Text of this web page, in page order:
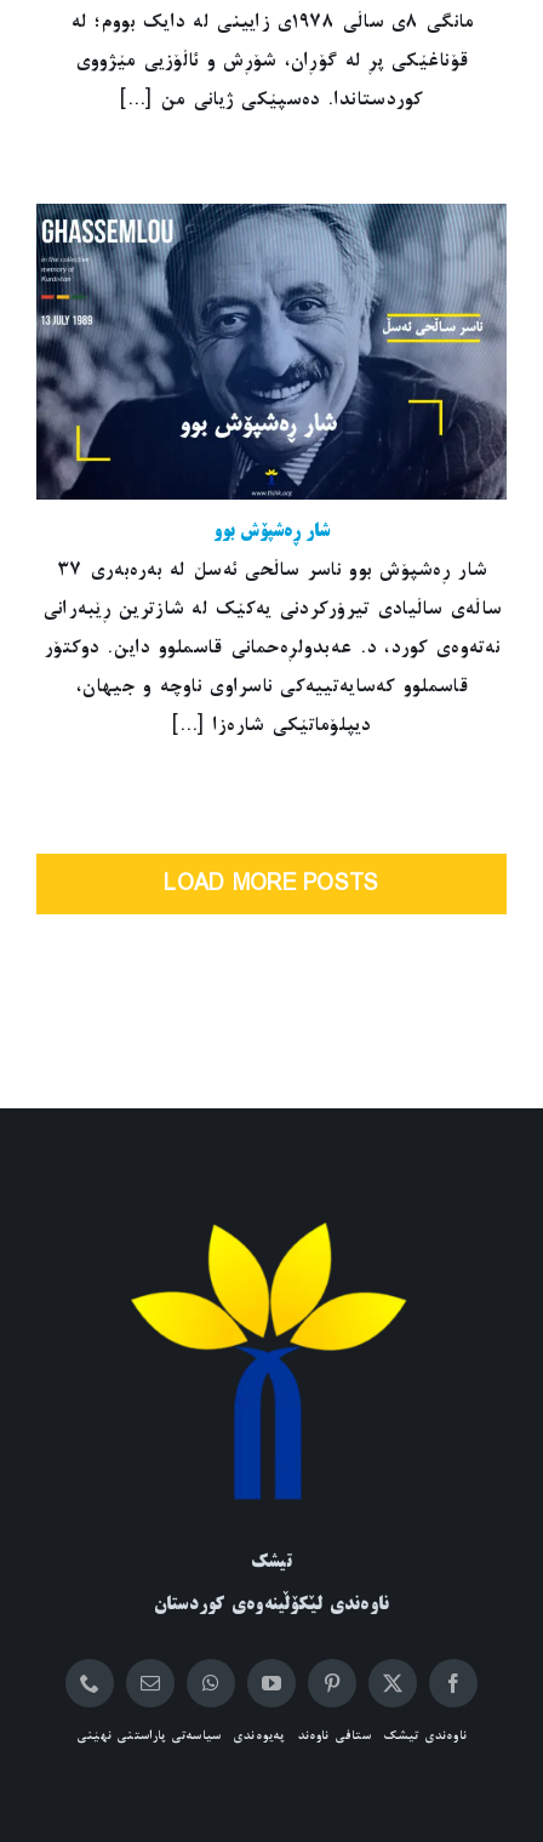
مانگی ٨ی ساڵی ١٩٧٨ی زایینی لە دایک بووم؛ لە
قۆناغێکی پڕ لە گۆڕان، شۆڕش و ئاڵۆزیی مێژووی
کوردستاندا. دەسپێکی ژیانی من [...]
شار ڕەشپۆش بوو
شار ڕەشپۆش بوو ناسر ساڵحی ئەسڵ لە بەرەبەری ٣٧
ساڵەی ساڵیادی تیرۆرکردنی یەکێک لە شازترین ڕێبەرانی
نەتەوەی کورد، د. عەبدولڕەحمانی قاسملوو داین. دوکتۆر
قاسملوو کەسایەتییەکی ناسراوی ناوچە و جیهان،
دیپلۆماتێکی شارەزا [...]
LOAD MORE POSTS
تیشک
ناوەندی لێکۆڵینەوەی کوردستان
ناوەندی تیشک ستافی ناوەند پەیوەندی سیاسەتی پاراستنی نهێنی